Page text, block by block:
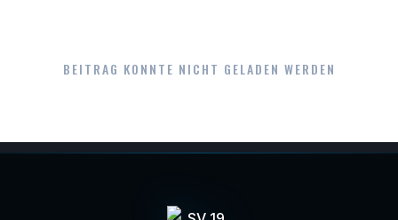
BEITRAG KONNTE NICHT GELADEN WERDEN